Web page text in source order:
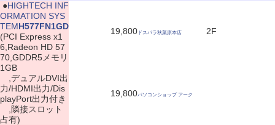
●HIGHTECH INF
ORMATION SYS
TEMH577FN1GD
(PCI Express x1
6,Radeon HD 57
70,GDDR5メモリ
1GB
,デュアルDVI出
力/HDMI出力/Dis
playPort出力付き
,隣接スロット
占有)
19,800 ドスパラ秋葉原本店 2F
19,800パソコンショップ アーク